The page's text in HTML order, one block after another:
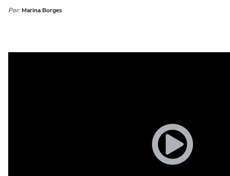
Por: Marina Borges